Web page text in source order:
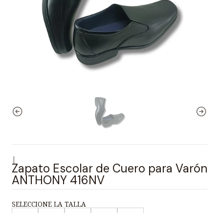
Zapato Escolar de Cuero para Varón
ANTHONY 416NV
SELECCIONE LA TALLA